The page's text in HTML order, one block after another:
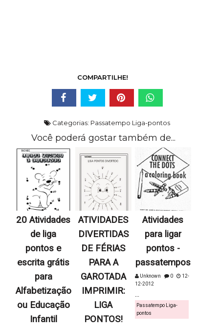
COMPARTILHE!
Categorias: Passatempo Liga-pontos
Você poderá gostar também de...
20 Atividades
de liga
pontos e
escrita grátis
para
Alfabetização
ou Educação
Infantil
ATIVIDADES
DIVERTIDAS
DE FÉRIAS
PARA A
GAROTADA
IMPRIMIR:
LIGA
PONTOS!
Atividades
para ligar
pontos -
passatempos
Unknown 0
12-
12-2012
...
Passatempo Liga-
pontos